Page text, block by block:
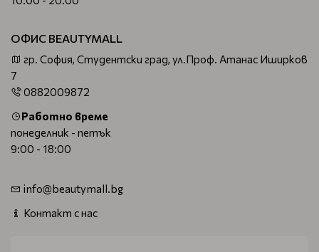
ОФИС BEAUTYMALL
гр. София, Студентски град, ул.Проф. Атанас Иширков
7
0882009872
Работно време
понеделник - петък
9:00 - 18:00
info@beautymall.bg
Контакт с нас